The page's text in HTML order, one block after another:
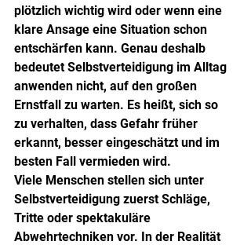
plötzlich wichtig wird oder wenn eine
klare Ansage eine Situation schon
entschärfen kann. Genau deshalb
bedeutet Selbstverteidigung im Alltag
anwenden nicht, auf den großen
Ernstfall zu warten. Es heißt, sich so
zu verhalten, dass Gefahr früher
erkannt, besser eingeschätzt und im
besten Fall vermieden wird.
Viele Menschen stellen sich unter
Selbstverteidigung zuerst Schläge,
Tritte oder spektakuläre
Abwehrtechniken vor. In der Realität